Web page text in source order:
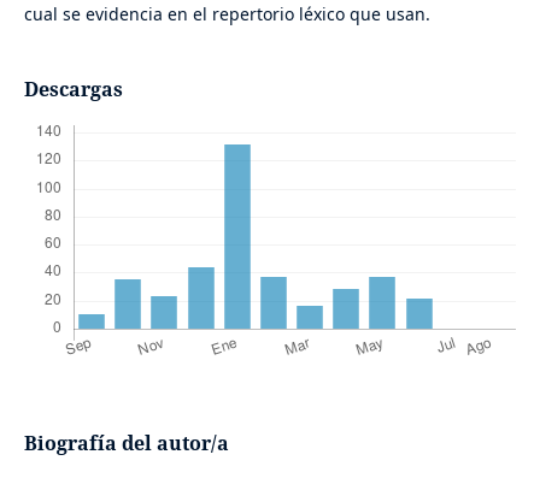
cual se evidencia en el repertorio léxico que usan.
Descargas
Biografía del autor/a